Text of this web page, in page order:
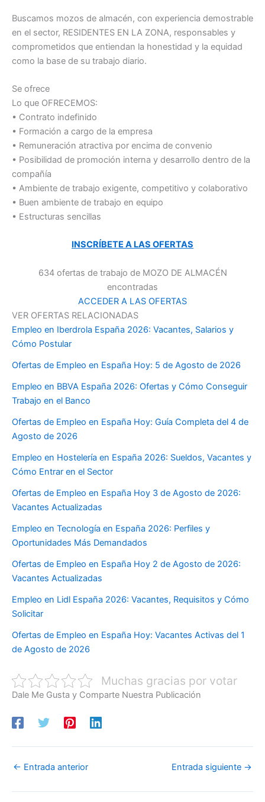
Buscamos mozos de almacén, con experiencia demostrable
en el sector, RESIDENTES EN LA ZONA, responsables y
comprometidos que entiendan la honestidad y la equidad
como la base de su trabajo diario.
Se ofrece
Lo que OFRECEMOS:
• Contrato indefinido
• Formación a cargo de la empresa
• Remuneración atractiva por encima de convenio
• Posibilidad de promoción interna y desarrollo dentro de la
compañía
• Ambiente de trabajo exigente, competitivo y colaborativo
• Buen ambiente de trabajo en equipo
• Estructuras sencillas
INSCRÍBETE A LAS OFERTAS
634 ofertas de trabajo de MOZO DE ALMACÉN
encontradas
ACCEDER A LAS OFERTAS
VER OFERTAS RELACIONADAS
Empleo en Iberdrola España 2026: Vacantes, Salarios y
Cómo Postular
Ofertas de Empleo en España Hoy: 5 de Agosto de 2026
Empleo en BBVA España 2026: Ofertas y Cómo Conseguir
Trabajo en el Banco
Ofertas de Empleo en España Hoy: Guía Completa del 4 de
Agosto de 2026
Empleo en Hostelería en España 2026: Sueldos, Vacantes y
Cómo Entrar en el Sector
Ofertas de Empleo en España Hoy 3 de Agosto de 2026:
Vacantes Actualizadas
Empleo en Tecnología en España 2026: Perfiles y
Oportunidades Más Demandados
Ofertas de Empleo en España Hoy 2 de Agosto de 2026:
Vacantes Actualizadas
Empleo en Lidl España 2026: Vacantes, Requisitos y Cómo
Solicitar
Ofertas de Empleo en España Hoy: Vacantes Activas del 1
de Agosto de 2026
Muchas gracias por votar
Dale Me Gusta y Comparte Nuestra Publicación
← Entrada anterior Entrada siguiente →